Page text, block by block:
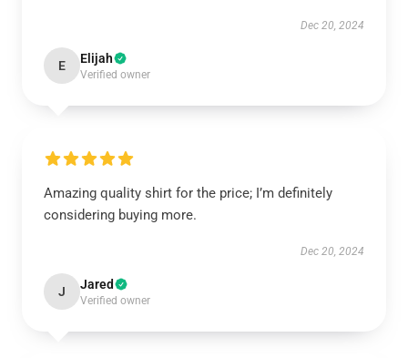
Dec 20, 2024
E Elijah
Verified owner
Amazing quality shirt for the price; I’m definitely
considering buying more.
Dec 20, 2024
J Jared
Verified owner